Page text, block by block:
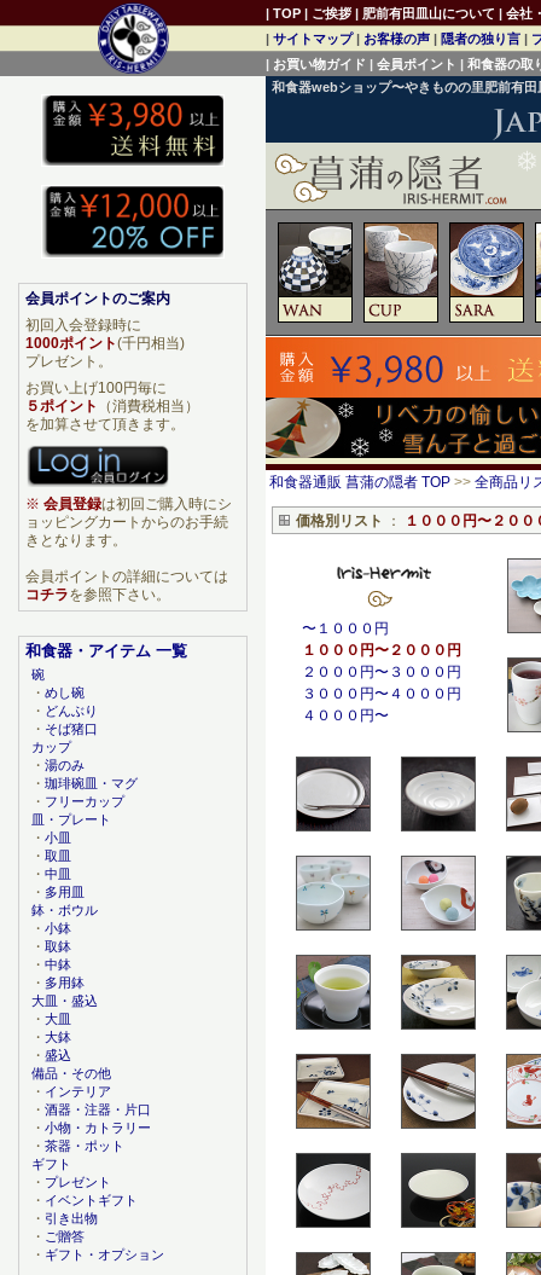
和食器webショップ〜やきものの里肥前有
和食器通販 菖蒲の隠者 TOP >> 全商品リ
価格別リスト ： １０００円〜２００
〜１０００円
１０００円〜２０００円
２０００円〜３０００円
３０００円〜４０００円
４０００円〜
会員ポイントのご案内
初回入会登録時に
1000ポイント(千円相当)
プレゼント。
お買い上げ100円毎に
５ポイント
（消費税相当）
を加算させて頂きます。
※ 会員登録は初回ご購入時にシ
ョッピングカートからのお手続
きとなります。
会員ポイントの詳細については
コチラを参照下さい。
和食器・アイテム 一覧
碗
・ めし碗
・ どんぶり
・ そば猪口
カップ
・ 湯のみ
・ 珈琲碗皿・マグ
・ フリーカップ
皿・プレート
・ 小皿
・ 取皿
・ 中皿
・ 多用皿
鉢・ボウル
・ 小鉢
・ 取鉢
・ 中鉢
・ 多用鉢
大皿・盛込
・ 大皿
・ 大鉢
・ 盛込
備品・その他
・ インテリア
・ 酒器・注器・片口
・ 小物・カトラリー
・ 茶器・ポット
ギフト
・ プレゼント
・ イベントギフト
・ 引き出物
・ ご贈答
・ ギフト・オプション
| TOP | ご挨拶 | 肥前有田皿山について | 会社
| サイトマップ| お客様の声 | 隠者の独り言 |
| お買い物ガイド | 会員ポイント | 和食器の取